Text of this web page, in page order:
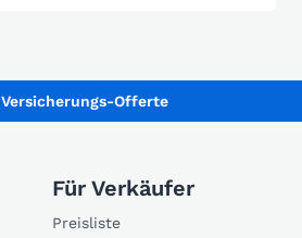
Versicherungs-Offerte
Für Verkäufer
Preisliste